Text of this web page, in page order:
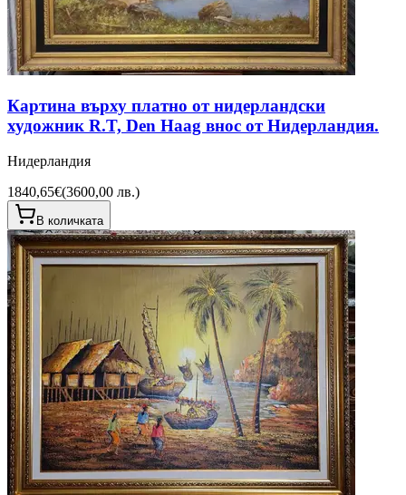
Картина върху платно от нидерландски
художник R.T, Den Haag внос от Нидерландия.
Нидерландия
1840,65€(3600,00 лв.)
В количката